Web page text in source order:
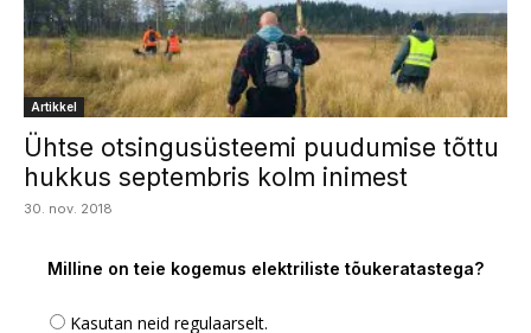
Artikkel
Ühtse otsingusüsteemi puudumise tõttu
hukkus septembris kolm inimest
30. nov. 2018
Milline on teie kogemus elektriliste tõukeratastega?
Kasutan neid regulaarselt.